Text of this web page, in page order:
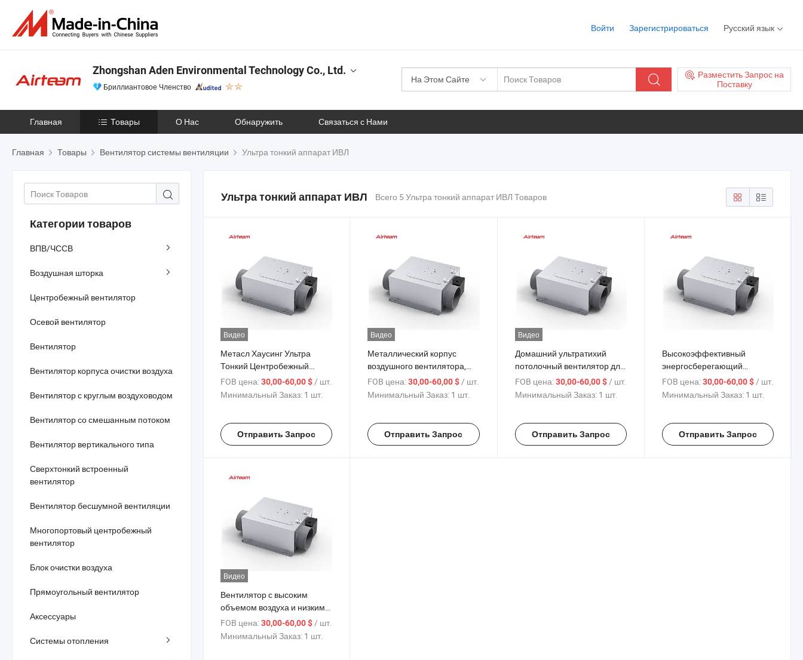
Войти Зарегистрироваться Русский язык
На Этом Сайте
Разместить Запрос на
Поставку
Zhongshan Aden Environmental Technology Co., Ltd.
Бриллиантовое Членство
Главная Товары О Нас Обнаружить Связаться с Нами
Главная Товары Вентилятор системы вентиляции Ультра тонкий аппарат ИВЛ
Категории товаров
ВПВ/ЧССВ
Воздушная шторка
Центробежный вентилятор
Осевой вентилятор
Вентилятор
Вентилятор корпуса очистки воздуха
Вентилятор с круглым воздуховодом
Вентилятор со смешанным потоком
Вентилятор вертикального типа
Сверхтонкий встроенный
вентилятор
Вентилятор бесшумной вентиляции
Многопортовый центробежный
вентилятор
Блок очистки воздуха
Прямоугольный вентилятор
Аксессуары
Системы отопления
Ультра тонкий аппарат ИВЛ Всего 5 Ультра тонкий аппарат ИВЛ Товаров
Видео
Метасл Хаусинг Ультра
Тонкий Центробежный
Вентилятор для
Вентиляционных Каналов
FOB цена:30,00-60,00 $/ шт.
Минимальный Заказ: 1 шт.
Отправить Запрос
Видео
Металлический корпус
воздушного вентилятора,
выхлопного механического
вентиляционного
FOB цена: 30,00-60,00 $/ шт.
Минимальный Заказ: 1 шт.
Отправить Запрос
Видео
Домашний ультратихий
потолочный вентилятор для
вытяжки свежего воздуха
FOB цена: 30,00-60,00 $/ шт.
Минимальный Заказ: 1 шт.
Отправить Запрос
Высокоэффективный
энергосберегающий
вентилятор для обмена
свежим воздухом
FOB цена: 30,00-60,00 $/ шт.
Минимальный Заказ: 1 шт.
Отправить Запрос
Видео
Вентилятор с высоким
объемом воздуха и низким
уровнем шума для
домашней вентиляции
FOB цена:30,00-60,00 $ / шт.
Минимальный Заказ: 1 шт.